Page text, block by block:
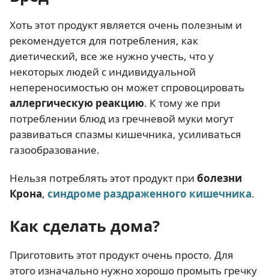
Хоть этот продукт является очень полезным и
рекомендуется для потребления, как
диетический, все же нужно учесть, что у
некоторых людей с индивидуальной
непереносимостью он может спровоцировать
аллергическую реакцию. К тому же при
потреблении блюд из гречневой муки могут
развиваться спазмы кишечника, усиливаться
газообразование.
Нельзя потреблять этот продукт при болезни
Крона, синдроме раздраженного кишечника.
Как сделать дома?
Приготовить этот продукт очень просто. Для
этого изначально нужно хорошо промыть гречку